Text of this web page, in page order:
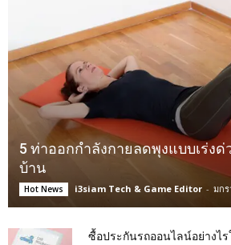
5 ท่าออกกำลังกายลดพุงแบบเร่งด่
บ้าน
Hot News i3siam Tech & Game Editor - มกร
ซื้อประกันรถออนไลน์อย่างไร